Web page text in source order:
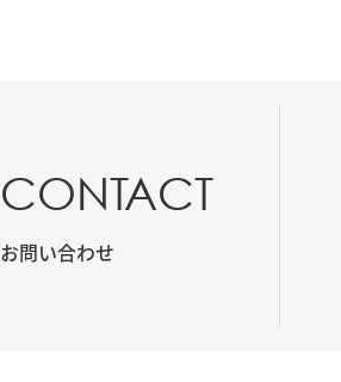
CONTACT
お問い合わせ